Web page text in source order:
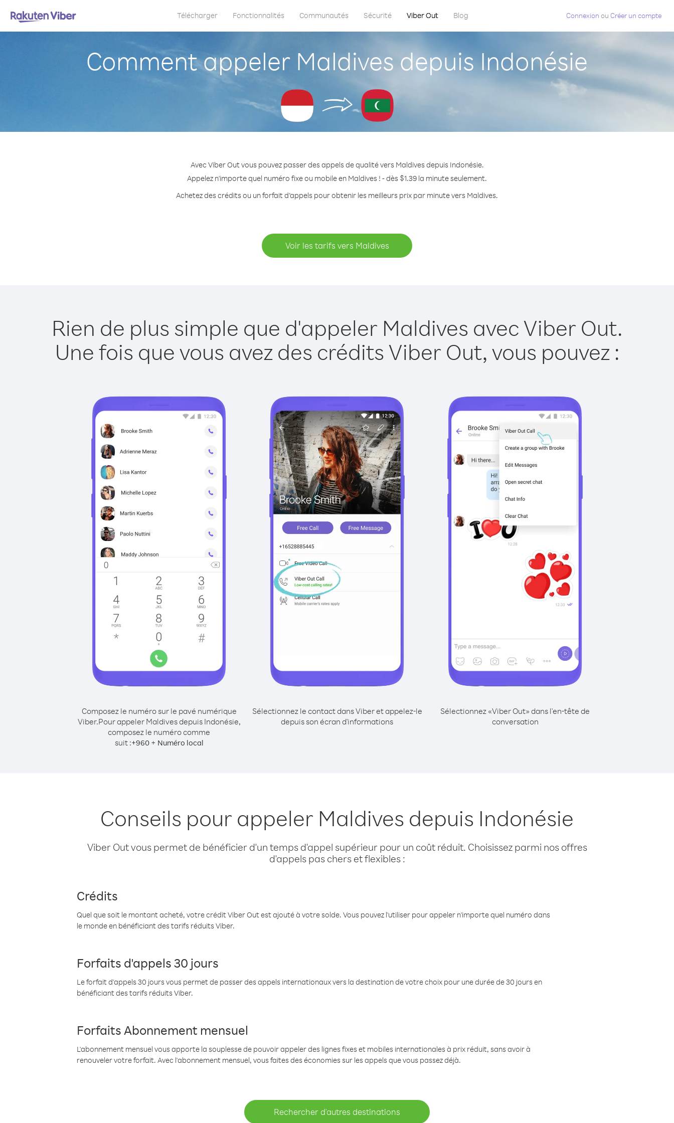
Télécharger Fonctionnalités Communautés Sécurité Viber Out Blog Connexion ou Créer un compte
Comment appeler Maldives depuis Indonésie
Avec Viber Out vous pouvez passer des appels de qualité vers Maldives depuis Indonésie.
Appelez n'importe quel numéro fixe ou mobile en Maldives ! - dès $1.39 la minute seulement.
Achetez des crédits ou un forfait d’appels pour obtenir les meilleurs prix par minute vers Maldives.
Voir les tarifs vers Maldives
Rien de plus simple que d'appeler Maldives avec Viber Out.
Une fois que vous avez des crédits Viber Out, vous pouvez :
Composez le numéro sur le pavé numérique
Viber.Pour appeler Maldives depuis Indonésie,
composez le numéro comme
suit :+960+ Numéro local
Sélectionnez le contact dans Viber et appelez-le
depuis son écran d'informations
Sélectionnez «Viber Out» dans l'en-tête de
conversation
Conseils pour appeler Maldives depuis Indonésie
Viber Out vous permet de bénéficier d'un temps d'appel supérieur pour un coût réduit. Choisissez parmi nos offres
d'appels pas chers et flexibles :
Crédits
Quel que soit le montant acheté, votre crédit Viber Out est ajouté à votre solde. Vous pouvez l'utiliser pour appeler n'importe quel numéro dans
le monde en bénéficiant des tarifs réduits Viber.
Forfaits d'appels 30 jours
Le forfait d'appels 30 jours vous permet de passer des appels internationaux vers la destination de votre choix pour une durée de 30 jours en
bénéficiant des tarifs réduits Viber.
Forfaits Abonnement mensuel
L'abonnement mensuel vous apporte la souplesse de pouvoir appeler des lignes fixes et mobiles internationales à prix réduit, sans avoir à
renouveler votre forfait. Avec l'abonnement mensuel, vous faites des économies sur les appels que vous passez déjà.
Rechercher d'autres destinations